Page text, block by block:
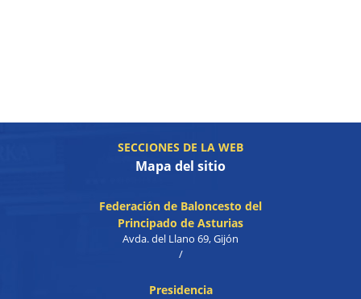
SECCIONES DE LA WEB
Mapa del sitio
Federación de Baloncesto del
Principado de Asturias
Avda. del Llano 69, Gijón
/
Presidencia